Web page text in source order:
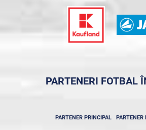
PARTENERI FOTBAL
PARTENER PRINCIPAL PARTENER